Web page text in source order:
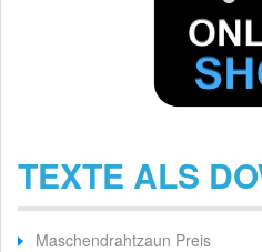
TEXTE ALS
Maschendrahtzaun Preis